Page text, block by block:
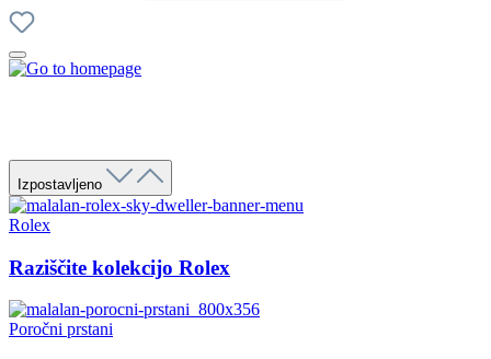
Izpostavljeno
Rolex
Raziščite kolekcijo Rolex
Poročni prstani